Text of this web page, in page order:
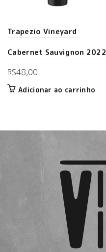
Trapezio Vineyard
Cabernet Sauvignon 2022
R$48,00
Adicionar ao carrinho